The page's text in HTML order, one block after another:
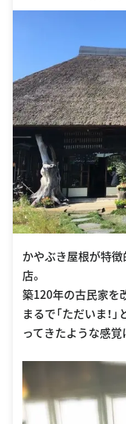
かやぶき屋根が特
店。
築120年の古民家を
まるで「ただいま！
ってきたような感覚